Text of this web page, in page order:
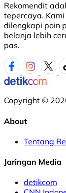
Rekomendit
tepercaya.
dilengkapi poin
belanja lebih
pas.
Copyright ©
About
Tentang
Jaringan Media
detikcom